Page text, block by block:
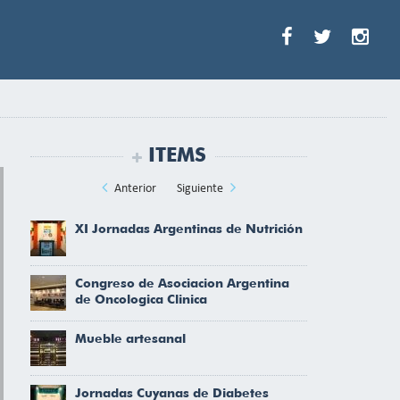
ITEMS
Anterior Siguiente
XI Jornadas Argentinas de Nutrición
Congreso de Asociacion Argentina
de Oncologica Clinica
Mueble artesanal
Jornadas Cuyanas de Diabetes